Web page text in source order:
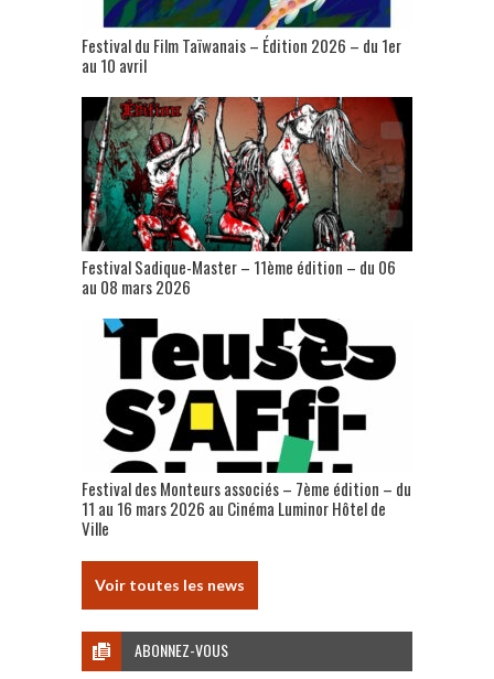
Festival du Film Taïwanais – Édition 2026 – du 1er
au 10 avril
Festival Sadique-Master – 11ème édition – du 06
au 08 mars 2026
Festival des Monteurs associés – 7ème édition – du
11 au 16 mars 2026 au Cinéma Luminor Hôtel de
Ville
Voir toutes les news
ABONNEZ-VOUS